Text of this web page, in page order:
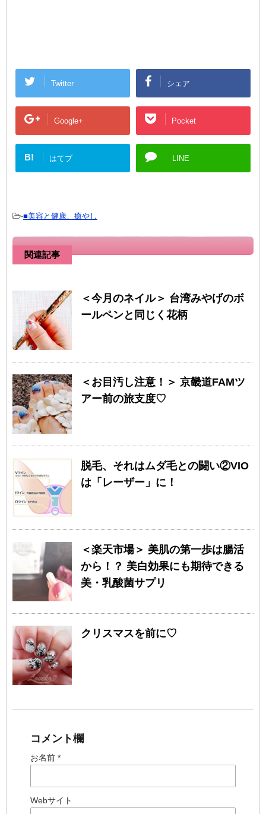
Twitter シェア
Google+ Pocket
B! はてブ LINE
-■美容と健康、癒やし
関連記事
＜今月のネイル＞ 台湾みやげのボ
ールペンと同じく花柄
＜お目汚し注意！＞ 京畿道FAMツ
アー前の旅支度♡
脱毛、それはムダ毛との闘い②VIO
は「レーザー」に！
＜楽天市場＞ 美肌の第一歩は腸活
から！？ 美白効果にも期待できる
美・乳酸菌サプリ
クリスマスを前に♡
コメント欄
お名前 *
Webサイト